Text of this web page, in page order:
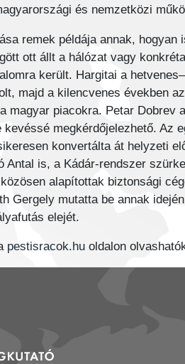
és nemzetközi
remek példája annak,
ott állt a hálózat vagy
került. Hargitai a
majd a kilencvenes években
magyar piacokra. Petar Dobrev
megkérdőjelezhető. Az
konvertálta át helyzeti
Antal is, a Kádár-rendszer
alapítottak biztonsági
Gergely mutatta be annak
elejét.
pestisracok.hu oldalon